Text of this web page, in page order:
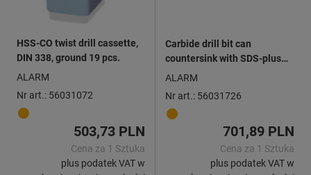
HSS-CO twist drill cassette,
DIN 338, ground 19 pcs.
ALARM
Nr art.: 56031072
503,73 PLN
Cena za 1 Sztuka
plus podatek VAT w
Carbide drill bit can
countersink with SDS-plus
shank D.68mm
ALARM
Nr art.: 56031726
701,89 PLN
Cena za 1 Sztuka
plus podatek VAT w